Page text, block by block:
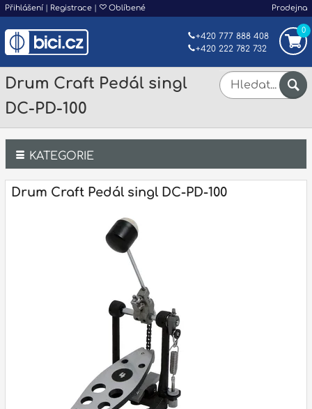
Přihlášení | Registrace | Oblíbené Prodejna
0
+420 777 888 408
+420 222 782 732
Drum Craft Pedál singl
DC-PD-100
KATEGORIE
Bicí
Kytary a strunné nástroje
Dárkové předměty
Drum Craft Pedál singl DC-PD-100